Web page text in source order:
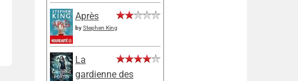
Après
byStephen King
La
gardienne des